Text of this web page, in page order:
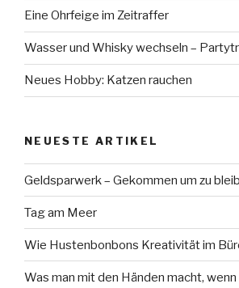
Eine Ohrfeige im Zeitraffer
Wasser und Whisky wechseln –
Neues Hobby: Katzen rauchen
NEUESTE ARTIKEL
Geldsparwerk – Gekommen um zu
Tag am Meer
Wie Hustenbonbons Kreativität im
Was man mit den Händen macht,